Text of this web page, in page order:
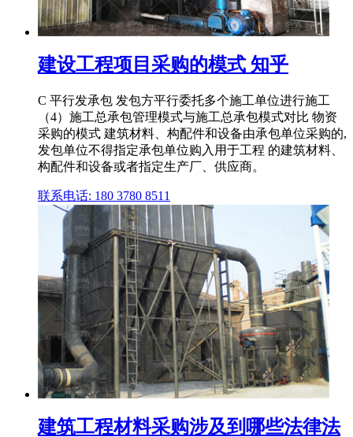
建设工程项目采购的模式 知乎
C 平行发承包 发包方平行委托多个施工单位进行施工
（4）施工总承包管理模式与施工总承包模式对比 物资
采购的模式 建筑材料、构配件和设备由承包单位采购的,
发包单位不得指定承包单位购入用于工程 的建筑材料、
构配件和设备或者指定生产厂、供应商。
联系电话: 180 3780 8511
建筑工程材料采购涉及到哪些法律法